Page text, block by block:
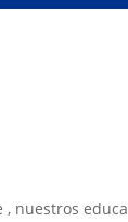
nuestros